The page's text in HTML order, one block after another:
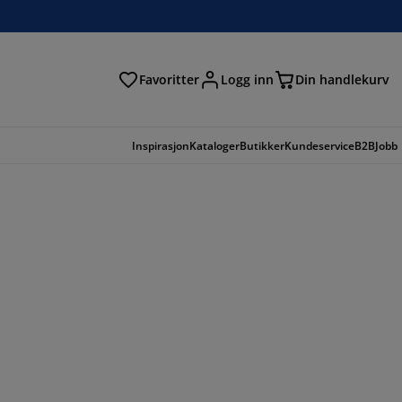
Favoritter Logg inn Din handlekurv
InspirasjonKatalogerButikkerKundeserviceB2BJobb